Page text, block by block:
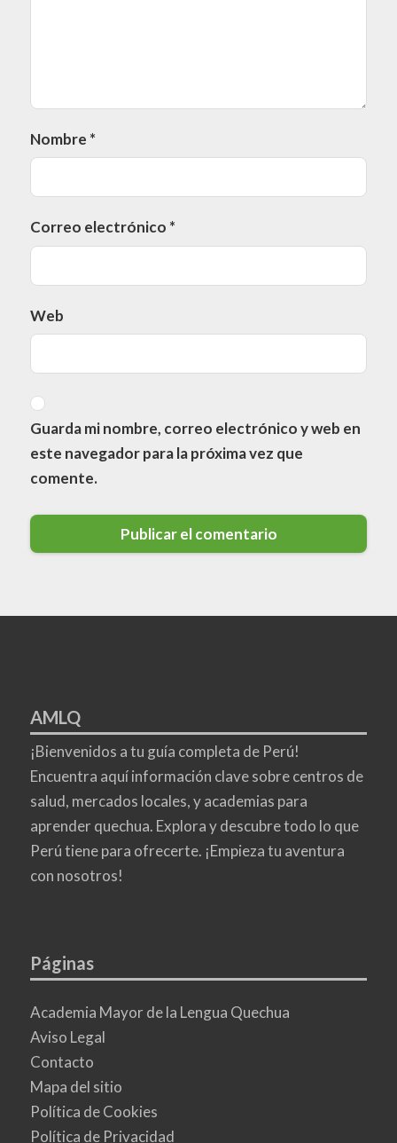
Nombre *
Correo electrónico *
Web
Guarda mi nombre, correo electrónico y web en
este navegador para la próxima vez que
comente.
AMLQ
¡Bienvenidos a tu guía completa de Perú!
Encuentra aquí información clave sobre centros de
salud, mercados locales, y academias para
aprender quechua. Explora y descubre todo lo que
Perú tiene para ofrecerte. ¡Empieza tu aventura
con nosotros!
Páginas
Academia Mayor de la Lengua Quechua
Aviso Legal
Contacto
Mapa del sitio
Política de Cookies
Política de Privacidad